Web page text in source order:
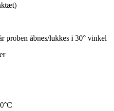
proben åbnes/lukkes i 30° vinkel